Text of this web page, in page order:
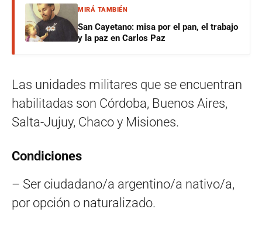
MIRÁ TAMBIÉN
San Cayetano: misa por el pan, el trabajo
y la paz en Carlos Paz
Las unidades militares que se encuentran
habilitadas son Córdoba, Buenos Aires,
Salta-Jujuy, Chaco y Misiones.
Condiciones
– Ser ciudadano/a argentino/a nativo/a,
por opción o naturalizado.